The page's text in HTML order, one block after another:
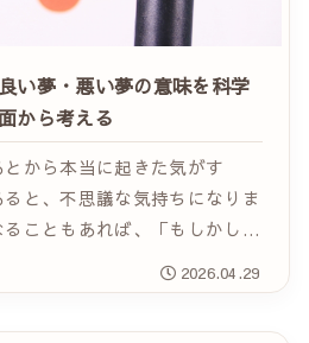
い夢・悪い夢の意味を科学
から考える
とから本当に起きた気がす
と、不思議な気持ちになりま
こともあれば、「もしかして
じることもあると思います。
のとして語られてきました
2026.04.29